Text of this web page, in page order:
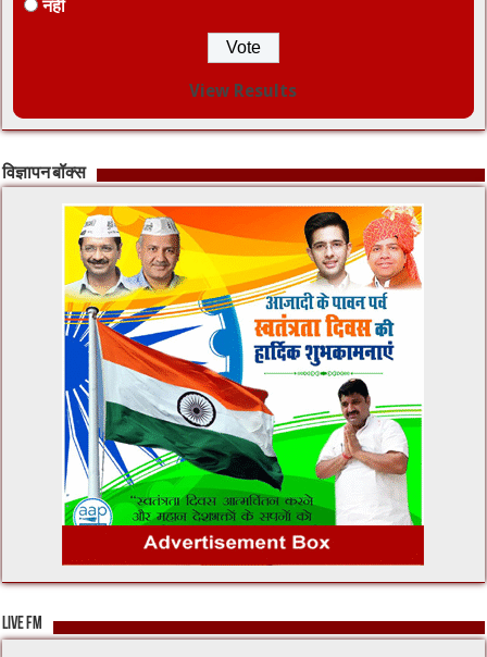
नहीं
View Results
विज्ञापन बॉक्स
LIVE FM